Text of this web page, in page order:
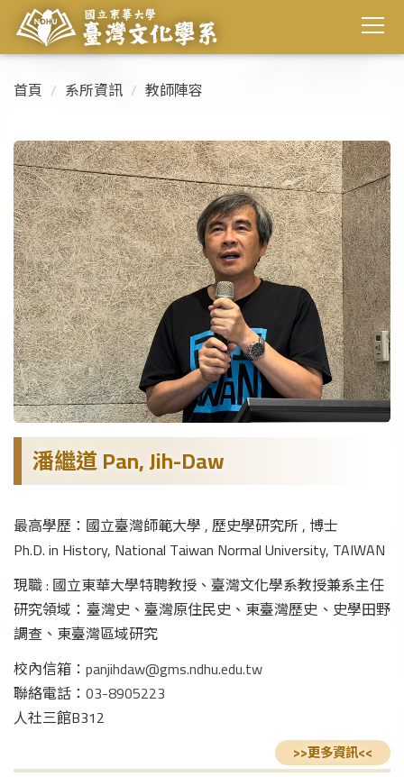
首頁 系所資訊 教師陣容
潘繼道 Pan, Jih-Daw
最高學歷：國立臺灣師範大學 , 歷史學研究所 , 博士
Ph.D. in History, National Taiwan Normal University, TAIWAN
現職 : 國立東華大學特聘教授、臺灣文化學系教授兼系主任
研究領域：臺灣史、臺灣原住民史、東臺灣歷史、史學田野
調查、東臺灣區域研究
校內信箱：panjihdaw@gms.ndhu.edu.tw
聯絡電話：03-8905223
人社三館B312